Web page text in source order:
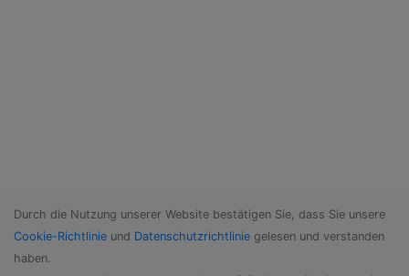
Durch die Nutzung unserer Website bestätigen Sie, dass Sie unsere
Cookie-Richtlinie und Datenschutzrichtlinie gelesen und verstanden
haben.